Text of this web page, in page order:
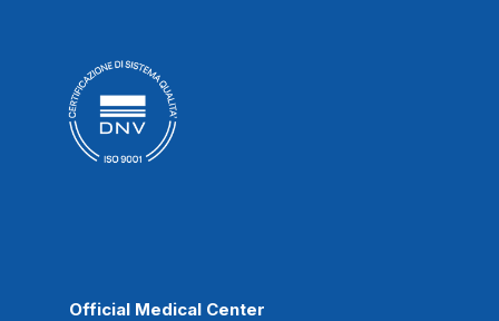
Official Medical Center